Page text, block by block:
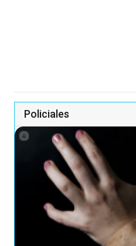
Policiales